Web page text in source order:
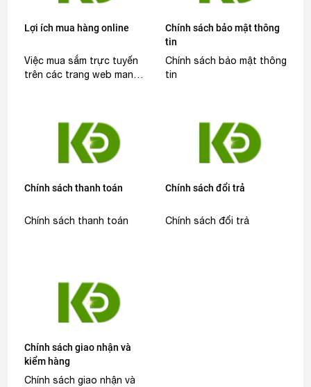
Lợi ích mua hàng online
Việc mua sắm trực tuyến
trên các trang web mang
Chính sách bảo mật thông
tin
Chính sách bảo mật thông
tin
Chính sách thanh toán
Chính sách thanh toán
Chính sách đổi trả
Chính sách đổi trả
Chính sách giao nhận và
kiểm hàng
Chính sách giao nhận và